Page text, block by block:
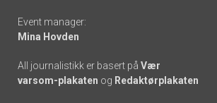
Event manager:
Mina Hovden
All journalistikk er basert på Vær
varsom-plakaten og Redaktørplakaten